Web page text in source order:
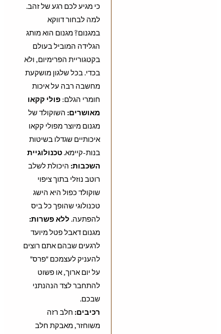
כי מגיע לכם רגע של זהב.
למה לבחור דווקא
במגנום? מגנום הוא מותג
הגלידה המוביל בעולם
בקטגוריית הפרימיום, ולא
בכדי. בכל שלגון מושקעת
מחשבה רבה על איכות
חומרי הגלם: פולי קקאו
מאושרים: השוקולד של
מגנום מיוצר מפולי קקאו
איכותיים שגדלו בשיטות
בנות-קיימא.טכנולוגיית
השכבות: היכולת לשלב
רוטב נוזלי בתוך ציפוי
שוקולד כפול היא הישג
טכנולוגי שהופך כל ביס
להפתעה. ללא פשרות:
מגנום דאבל פטל מיועד
לרגעים שבהם אתם רוצים
להעניק לעצמכם "פרס"
על יום ארוך, או פשוט
להתחבר לצד הנהנתני
שבכם.
רכיבים: חלב רזה
משוחזר, מאבקת חלב